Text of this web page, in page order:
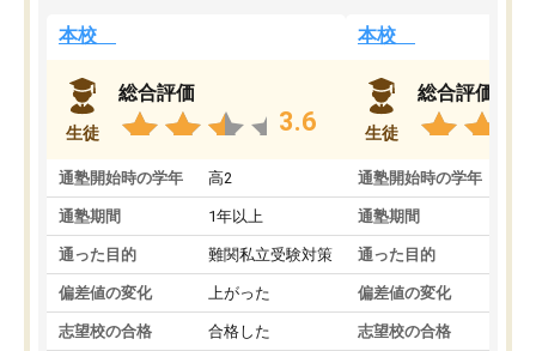
本校
生徒
総合評価
3.6
通塾開始時の学年 高2
通塾期間 1年以上
通った目的 難関私立受験対策
偏差値の変化 上がった
志望校の合格 合格した
本校
生徒
総合評価
通塾開始時の学年
通塾期間
通った目的
偏差値の変化
志望校の合格